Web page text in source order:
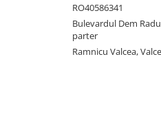
RO40586341
Bulevardul Dem
parter
Ramnicu Valcea,